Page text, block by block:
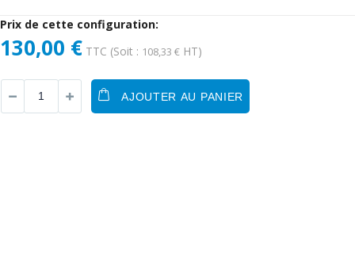
Prix de cette configuration:
130,00 € TTC (Soit : 108,33 € HT)
AJOUTER AU PANIER